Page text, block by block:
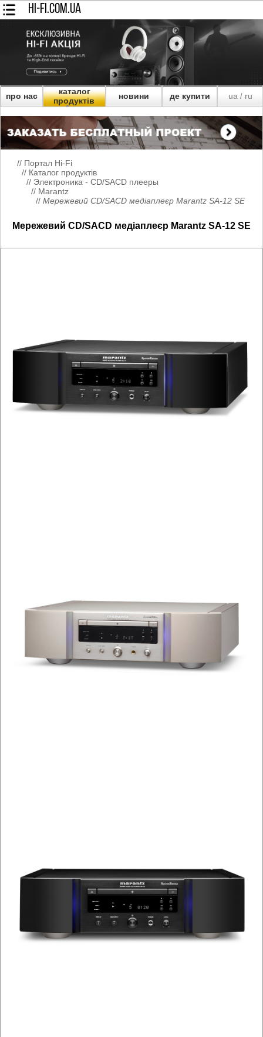
HI-FI.COM.UA
про нас
каталог
продуктів
новини де купити ua/ ru
// Портал Hi-Fi
// Каталог продуктів
// Электроника - CD/SACD плееры
// Marantz
// Мережевий CD/SACD медіаплеєр Marantz SA-12 SE
Мережевий CD/SACD медіаплеєр Marantz SA-12 SE